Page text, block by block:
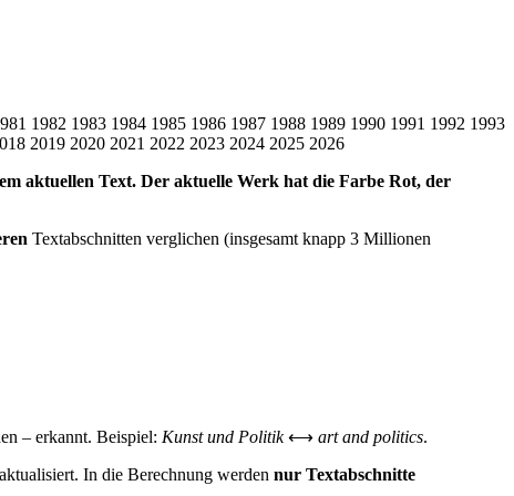
1982 1983 1984 1985 1986 1987 1988 1989 1990 1991 1992 1993
2019 2020 2021 2022 2023 2024 2025 2026
aktuellen Text. Der aktuelle Werk hat die Farbe Rot, der
Textabschnitten verglichen (insgesamt knapp 3 Millionen
– erkannt. Beispiel: Kunst und Politik⟷ art and politics.
In die Berechnung werden nur Textabschnitte